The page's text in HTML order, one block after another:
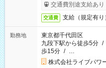
交通費別途支給あり
交通費 支給（規定有り
勤務地
東京都千代田区
九段下駅から徒歩5分 /
歩15分 / …
株式会社ライブパワ